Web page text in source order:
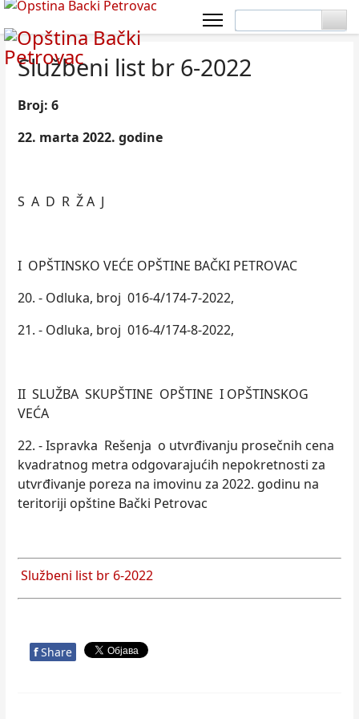
Službeni list br 6-2022
Broj: 6
22. marta 2022. godine
S A D R Ž A J
I OPŠTINSKO VEĆE OPŠTINE BAČKI PETROVAC
20. - Odluka, broj 016-4/174-7-2022,
21. - Odluka, broj 016-4/174-8-2022,
II SLUŽBA SKUPŠTINE OPŠTINE I OPŠTINSKOG
VEĆA
22. - Ispravka Rešenja o utvrđivanju prosečnih cena
kvadratnog metra odgovarajućih nepokretnosti za
utvrđivanje poreza na imovinu za 2022. godinu na
teritoriji opštine Bački Petrovac
Službeni list br 6-2022
f Share